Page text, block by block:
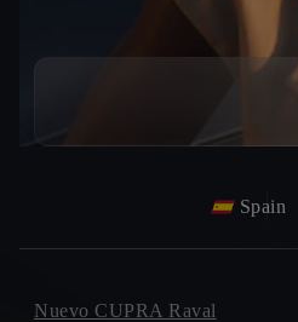
Spain
Nuevo CUPRA Raval